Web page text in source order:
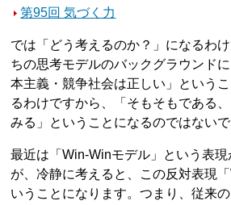
第95回 気づく力
では「どう考えるのか？」になるわ
ちの思考モデルのバックグラウンド
本主義・競争社会は正しい」という
るわけですから、「そもそもである
みる」ということになるのではないで
最近は「Win‐Winモデル」という表
が、冷静に考えると、この反対表現
いうことになります。つまり、従来